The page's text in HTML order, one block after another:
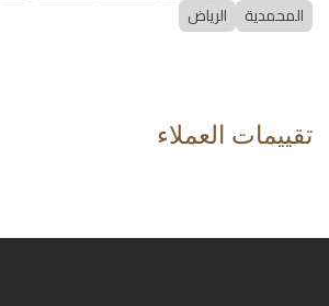
المحمدية
الرياض
تقييمات العملاء